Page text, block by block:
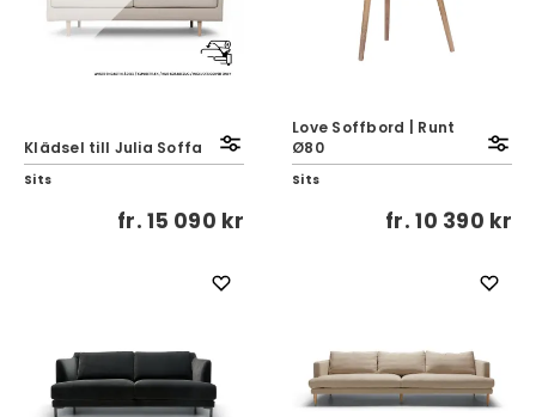
Klädsel till Julia Soffa
Sits
fr.15 090 kr
Love Soffbord | Runt
Ø80
Sits
fr.10 390 kr